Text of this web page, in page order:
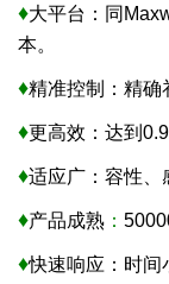
♦大平台：同
本。
♦精准控制：精
♦更高效：达
♦适应广：容性
♦产品成熟 ：
♦快速响应：时